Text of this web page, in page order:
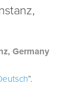
Germany
”.